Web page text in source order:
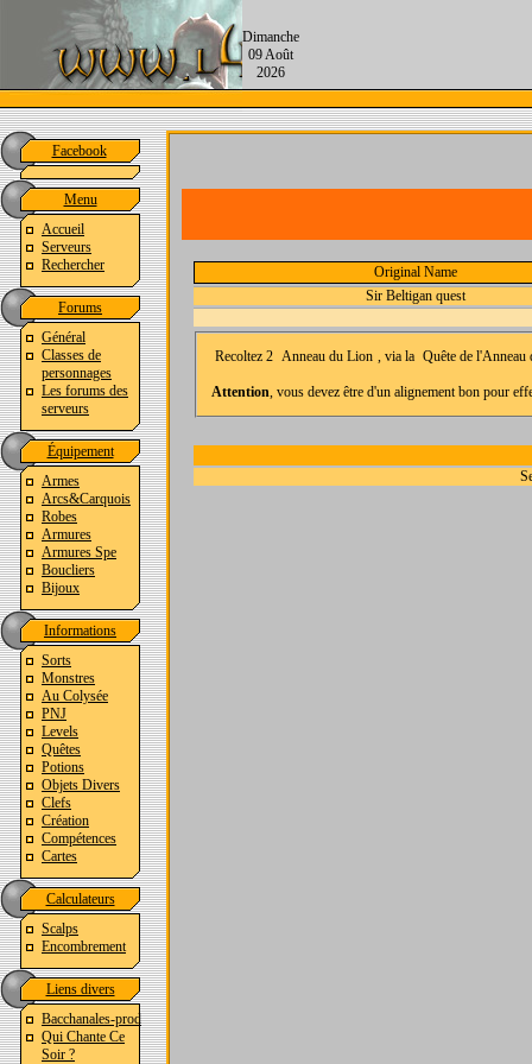
Dimanche
09 Août
2026
Facebook
Menu
Accueil
Serveurs
Rechercher
Forums
Général
Classes de
personnages
Les forums des
serveurs
Équipement
Armes
Arcs&Carquois
Robes
Armures
Armures Spe
Boucliers
Bijoux
Informations
Sorts
Monstres
Au Colysée
PNJ
Levels
Quêtes
Potions
Objets Divers
Clefs
Création
Compétences
Cartes
Calculateurs
Scalps
Encombrement
Liens divers
Bacchanales-prod
Qui Chante Ce
Soir ?
Original Name
Sir Beltigan quest
Recoltez 2 Anneau du Lion , via la Quête de l'Anneau
Attention, vous devez être d'un alignement bon pour